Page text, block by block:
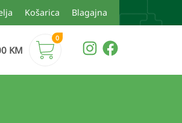
Košarica Blagajna
KM
0